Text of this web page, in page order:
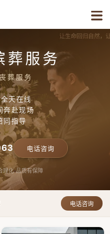
葬服务
葬服务
天在线
奔赴现场
同指导
电话咨询
理化 品质有保障
电话咨询